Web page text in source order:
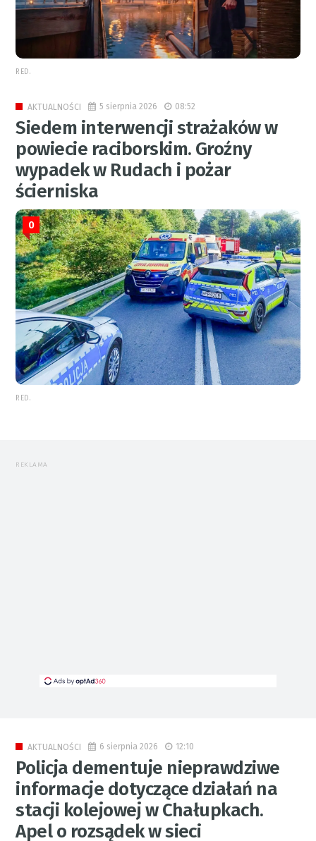
RED.
AKTUALNOŚCI 5 sierpnia 2026 08:52
Siedem interwencji strażaków w
powiecie raciborskim. Groźny
wypadek w Rudach i pożar
ścierniska
0
RED.
REKLAMA
AKTUALNOŚCI 6 sierpnia 2026 12:10
Policja dementuje nieprawdziwe
informacje dotyczące działań na
stacji kolejowej w Chałupkach.
Apel o rozsądek w sieci